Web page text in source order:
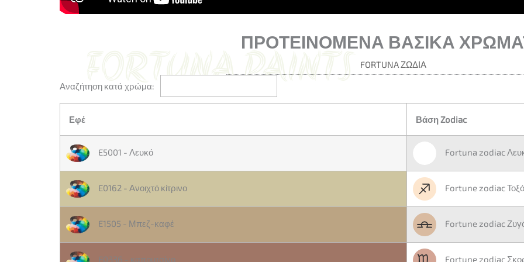
ΠΡΟΤΕΙΝΌΜΕΝΑ ΒΑΣΙΚΆ
FORTUNA ΖΏΔΙΑ
Αναζήτηση κατά χρώμα:
Εφέ Βάση Zodiac
E5001 - Λευκό Fortuna zodiac
E0162 - Ανοιχτό κίτρινο Fortune zodiac
E1505 - Μπεζ-καφέ Fortune zodiac
E0336 - καπουτσίνο Fortune zodiac